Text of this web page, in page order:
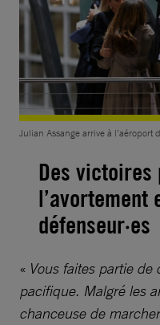
Julian Assange arrive à
Des
l’avortement
défenseur·es
« Vous faites partie
pacifique. Malgré les
chanceuse de